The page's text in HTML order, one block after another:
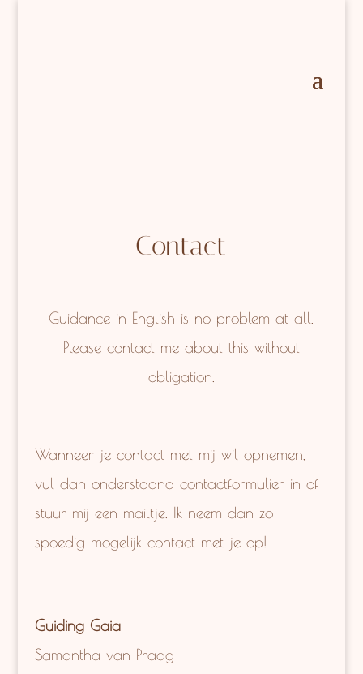
Contact
Guidance in English is no problem at all.
Please contact me about this without
obligation.
Wanneer je contact met mij wil opnemen,
vul dan onderstaand contactformulier in of
stuur mij een mailtje. Ik neem dan zo
spoedig mogelijk contact met je op!
Guiding Gaia
Samantha van Praag